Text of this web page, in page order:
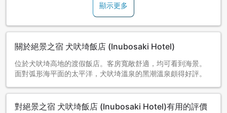
顯示更多
關於絕景之宿 犬吠埼飯店 (Inubosaki Hotel)
位於犬吠埼高地的渡假飯店。客房寬敞舒適，均可看到海景。
面對弧形海平面的太平洋，犬吠埼溫泉的黑潮溫泉頗得好評。
對絕景之宿 犬吠埼飯店 (Inubosaki Hotel)有用的評價